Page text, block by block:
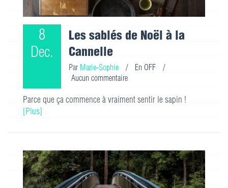
8
Dec.
Les sablés de Noël à la
Cannelle
Par Marie-Sophie / En OFF
/
Aucun commentaire
Parce que ça commence à vraiment sentir le sapin !
[Plus]